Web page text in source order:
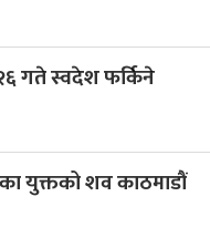
गते स्वदेश फर्किने
युक्तको शव काठमाडौं